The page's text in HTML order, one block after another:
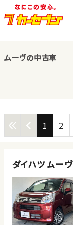
ムーヴの中古車
1 2
ダイハツ ムーヴ